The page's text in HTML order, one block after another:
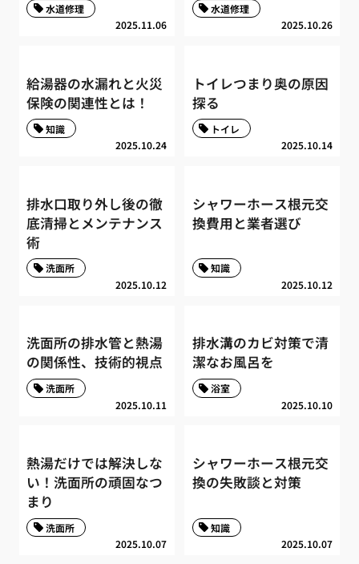
2025.11.06
水道修理
2025.10.26
水道修理
給湯器の水漏れと火災
保険の関連性とは！
2025.10.24
知識
トイレつまり奥の原因
探る
2025.10.14
トイレ
排水口取り外し後の徹
底清掃とメンテナンス
術
2025.10.12
洗面所
シャワーホース根元交
換費用と業者選び
2025.10.12
知識
洗面所の排水管と熱湯
の関係性、技術的視点
2025.10.11
洗面所
排水溝のカビ対策で清
潔なお風呂を
2025.10.10
浴室
熱湯だけでは解決しな
い！洗面所の頑固なつ
まり
2025.10.07
洗面所
シャワーホース根元交
換の失敗談と対策
2025.10.07
知識